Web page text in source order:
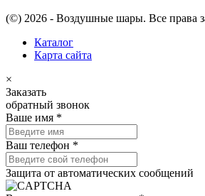
(©) 2026 - Воздушные шары. Все права
Каталог
Карта сайта
×
Заказать
обратный звонок
Ваше имя *
Ваш телефон *
Защита от автоматических сообщений